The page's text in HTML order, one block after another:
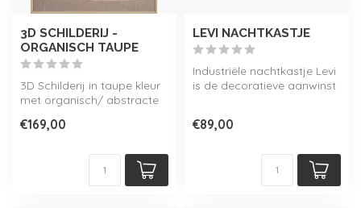
3D SCHILDERIJ -
ORGANISCH TAUPE
3D Schilderij in taupe kleur
met organisch/ abstracte
€169,00
LEVI NACHTKASTJE
Industriële nachtkastje Levi
is de decoratieve aanwinst
€89,00